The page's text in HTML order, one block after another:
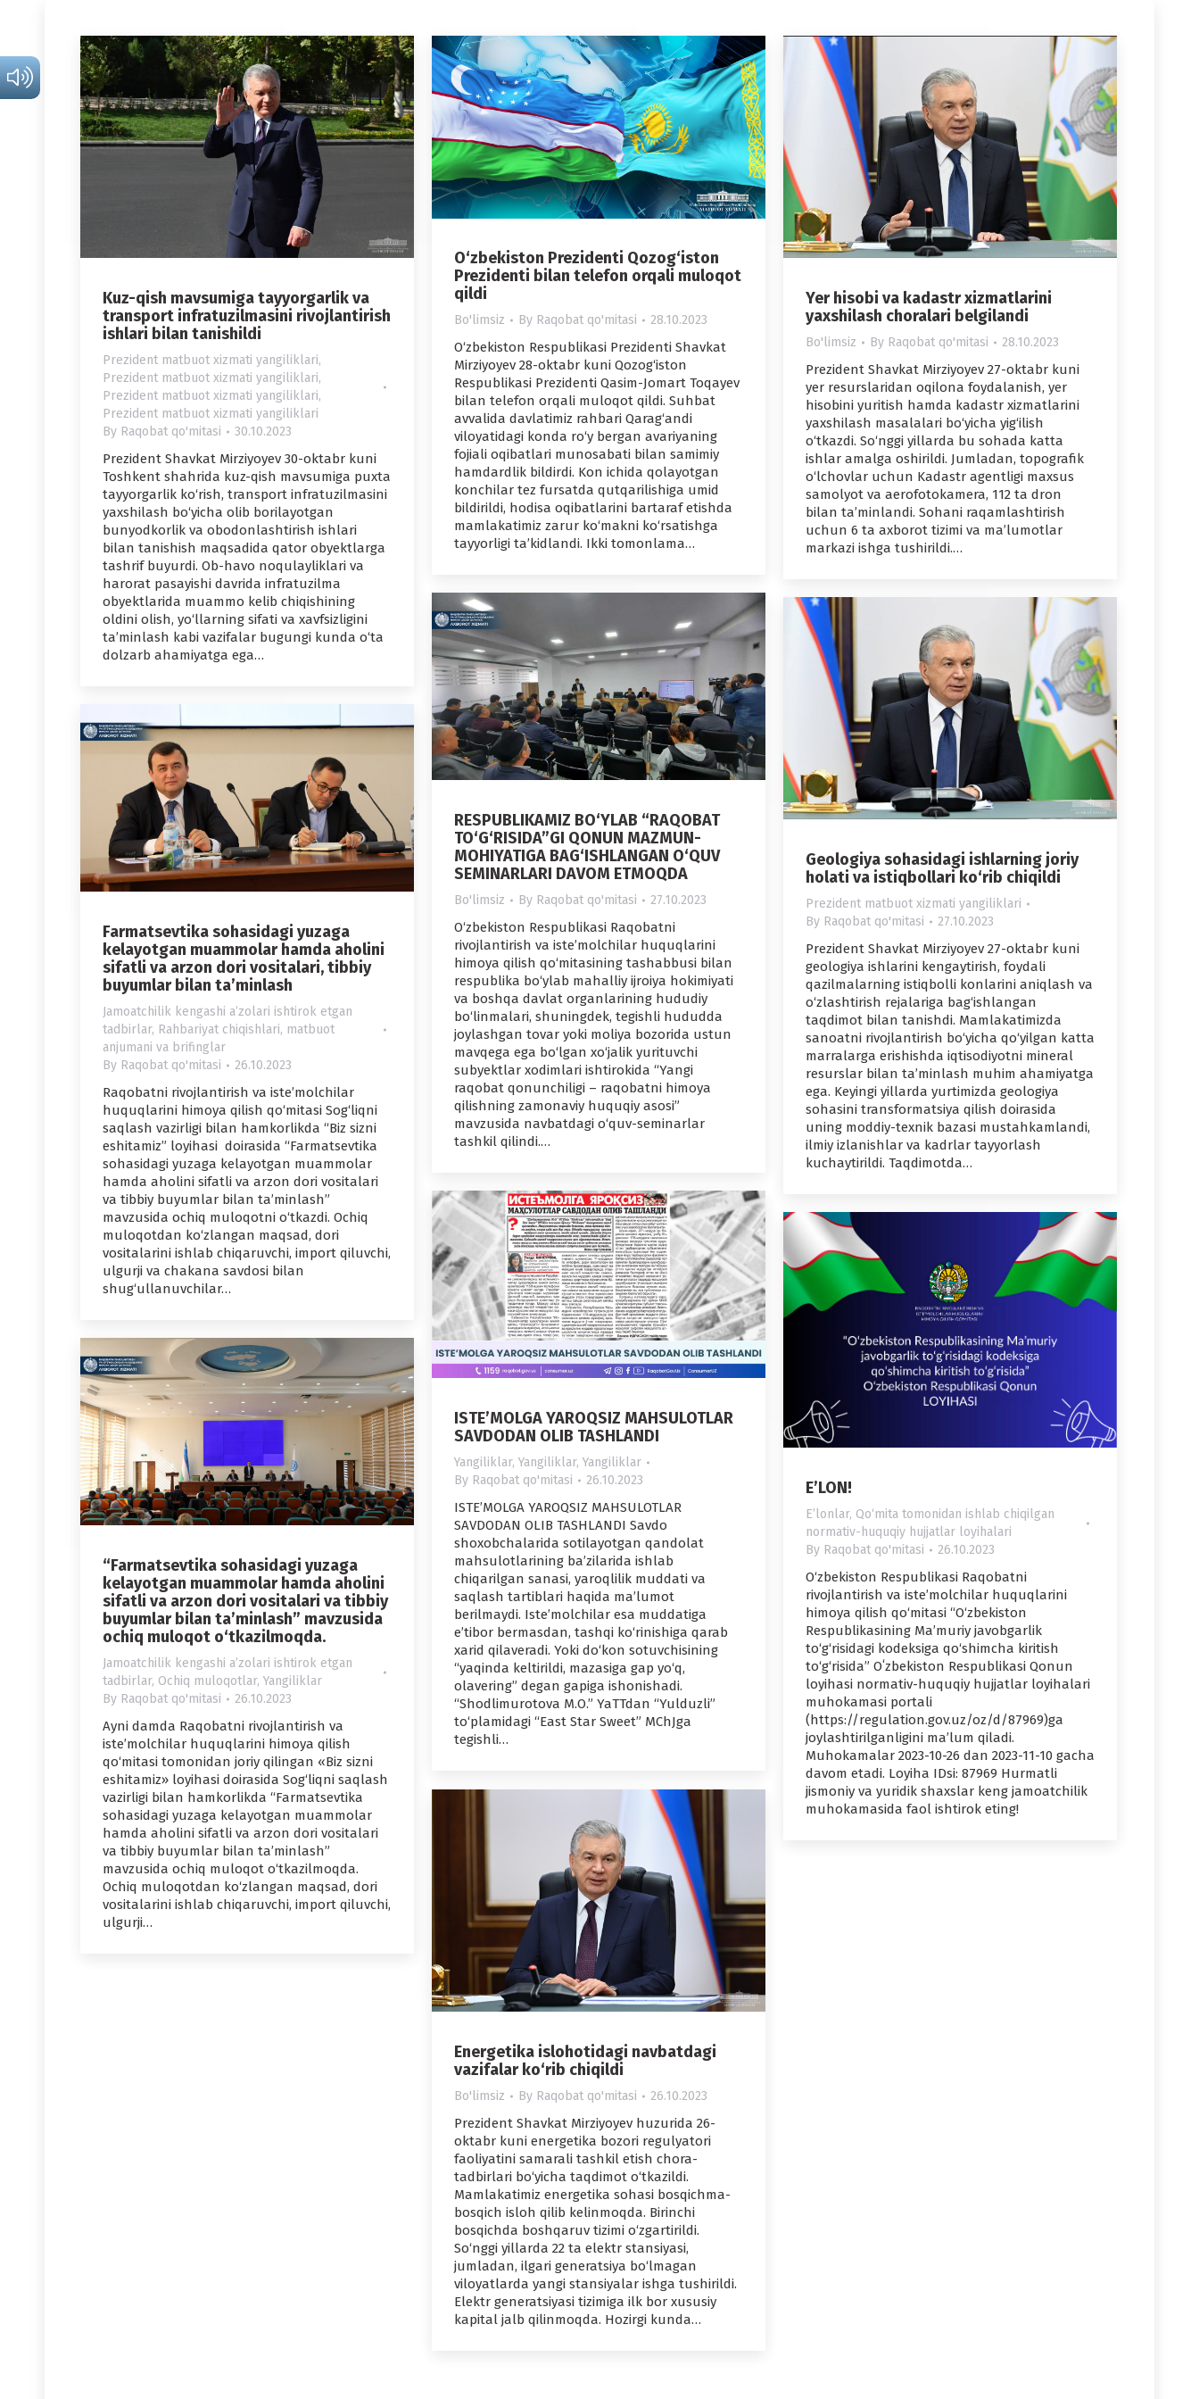
Kuz-qish mavsumiga tayyorgarlik va
transport infratuzilmasini rivojlantirish
ishlari bilan tanishildi
Prezident matbuot xizmati yangiliklari,
Prezident matbuot xizmati yangiliklari,
Prezident matbuot xizmati yangiliklari,
Prezident matbuot xizmati yangiliklari
By Raqobat qo'mitasi 30.10.2023
Prezident Shavkat Mirziyoyev 30-oktabr kuni
Toshkent shahrida kuz-qish mavsumiga puxta
tayyorgarlik ko‘rish, transport infratuzilmasini
yaxshilash bo‘yicha olib borilayotgan
bunyodkorlik va obodonlashtirish ishlari
bilan tanishish maqsadida qator obyektlarga
tashrif buyurdi. Ob-havo noqulayliklari va
harorat pasayishi davrida infratuzilma
obyektlarida muammo kelib chiqishining
oldini olish, yo‘llarning sifati va xavfsizligini
ta’minlash kabi vazifalar bugungi kunda o‘ta
dolzarb ahamiyatga ega…
O‘zbekiston Prezidenti Qozog‘iston
Prezidenti bilan telefon orqali muloqot
qildi
Bo'limsiz By Raqobat qo'mitasi 28.10.2023
O‘zbekiston Respublikasi Prezidenti Shavkat
Mirziyoyev 28-oktabr kuni Qozog‘iston
Respublikasi Prezidenti Qasim-Jomart Toqayev
bilan telefon orqali muloqot qildi. Suhbat
avvalida davlatimiz rahbari Qarag‘andi
viloyatidagi konda ro‘y bergan avariyaning
fojiali oqibatlari munosabati bilan samimiy
hamdardlik bildirdi. Kon ichida qolayotgan
konchilar tez fursatda qutqarilishiga umid
bildirildi, hodisa oqibatlarini bartaraf etishda
mamlakatimiz zarur ko‘makni ko‘rsatishga
tayyorligi ta’kidlandi. Ikki tomonlama…
Yer hisobi va kadastr xizmatlarini
yaxshilash choralari belgilandi
Bo'limsiz By Raqobat qo'mitasi 28.10.2023
Prezident Shavkat Mirziyoyev 27-oktabr kuni
yer resurslaridan oqilona foydalanish, yer
hisobini yuritish hamda kadastr xizmatlarini
yaxshilash masalalari bo‘yicha yig‘ilish
o‘tkazdi. So‘nggi yillarda bu sohada katta
ishlar amalga oshirildi. Jumladan, topografik
o‘lchovlar uchun Kadastr agentligi maxsus
samolyot va aerofotokamera, 112 ta dron
bilan ta’minlandi. Sohani raqamlashtirish
uchun 6 ta axborot tizimi va ma’lumotlar
markazi ishga tushirildi.…
RESPUBLIKAMIZ BO‘YLAB “RAQOBAT
TO‘G‘RISIDA”GI QONUN MAZMUN-
MOHIYATIGA BAG‘ISHLANGAN O‘QUV
SEMINARLARI DAVOM ETMOQDA
Bo'limsiz By Raqobat qo'mitasi 27.10.2023
O‘zbekiston Respublikasi Raqobatni
rivojlantirish va iste’molchilar huquqlarini
himoya qilish qo‘mitasining tashabbusi bilan
respublika bo‘ylab mahalliy ijroiya hokimiyati
va boshqa davlat organlarining hududiy
bo‘linmalari, shuningdek, tegishli hududda
joylashgan tovar yoki moliya bozorida ustun
mavqega ega bo‘lgan xo‘jalik yurituvchi
subyektlar xodimlari ishtirokida “Yangi
raqobat qonunchiligi – raqobatni himoya
qilishning zamonaviy huquqiy asosi”
mavzusida navbatdagi o‘quv-seminarlar
tashkil qilindi.…
Geologiya sohasidagi ishlarning joriy
holati va istiqbollari ko‘rib chiqildi
Prezident matbuot xizmati yangiliklari
By Raqobat qo'mitasi 27.10.2023
Prezident Shavkat Mirziyoyev 27-oktabr kuni
geologiya ishlarini kengaytirish, foydali
qazilmalarning istiqbolli konlarini aniqlash va
o‘zlashtirish rejalariga bag‘ishlangan
taqdimot bilan tanishdi. Mamlakatimizda
sanoatni rivojlantirish bo‘yicha qo‘yilgan katta
marralarga erishishda iqtisodiyotni mineral
resurslar bilan ta’minlash muhim ahamiyatga
ega. Keyingi yillarda yurtimizda geologiya
sohasini transformatsiya qilish doirasida
uning moddiy-texnik bazasi mustahkamlandi,
ilmiy izlanishlar va kadrlar tayyorlash
kuchaytirildi. Taqdimotda…
Farmatsevtika sohasidagi yuzaga
kelayotgan muammolar hamda aholini
sifatli va arzon dori vositalari, tibbiy
buyumlar bilan ta’minlash
Jamoatchilik kengashi aʼzolari ishtirok etgan
tadbirlar, Rahbariyat chiqishlari, matbuot
anjumani va brifinglar
By Raqobat qo'mitasi 26.10.2023
Raqobatni rivojlantirish va iste’molchilar
huquqlarini himoya qilish qo‘mitasi Sog‘liqni
saqlash vazirligi bilan hamkorlikda “Biz sizni
eshitamiz” loyihasi doirasida “Farmatsevtika
sohasidagi yuzaga kelayotgan muammolar
hamda aholini sifatli va arzon dori vositalari
va tibbiy buyumlar bilan ta’minlash”
mavzusida ochiq muloqotni o‘tkazdi. Ochiq
muloqotdan ko‘zlangan maqsad, dori
vositalarini ishlab chiqaruvchi, import qiluvchi,
ulgurji va chakana savdosi bilan
shug‘ullanuvchilar…
ISTE’MOLGA YAROQSIZ MAHSULOTLAR
SAVDODAN OLIB TASHLANDI
Yangiliklar, Yangiliklar, Yangiliklar
By Raqobat qo'mitasi 26.10.2023
ISTE’MOLGA YAROQSIZ MAHSULOTLAR
SAVDODAN OLIB TASHLANDI Savdo
shoxobchalarida sotilayotgan qandolat
mahsulotlarining ba’zilarida ishlab
chiqarilgan sanasi, yaroqlilik muddati va
saqlash tartiblari haqida ma’lumot
berilmaydi. Iste’molchilar esa muddatiga
e’tibor bermasdan, tashqi ko‘rinishiga qarab
xarid qilaveradi. Yoki do‘kon sotuvchisining
“yaqinda keltirildi, mazasiga gap yo‘q,
olavering” degan gapiga ishonishadi.
“Shodlimurotova M.O.” YaTTdan “Yulduzli”
to‘plamidagi “East Star Sweet” MChJga
tegishli…
E’LON!
Eʼlonlar, Qo‘mita tomonidan ishlab chiqilgan
normativ-huquqiy hujjatlar loyihalari
By Raqobat qo'mitasi 26.10.2023
O‘zbekiston Respublikasi Raqobatni
rivojlantirish va iste’molchilar huquqlarini
himoya qilish qo‘mitasi “O‘zbekiston
Respublikasining Ma’muriy javobgarlik
to‘g‘risidagi kodeksiga qo‘shimcha kiritish
to‘g‘risida” Oʻzbekiston Respublikasi Qonun
loyihasi normativ-huquqiy hujjatlar loyihalari
muhokamasi portali
(https://regulation.gov.uz/oz/d/87969)ga
joylashtirilganligini ma’lum qiladi.
Muhokamalar 2023-10-26 dan 2023-11-10 gacha
davom etadi. Loyiha IDsi: 87969 Hurmatli
jismoniy va yuridik shaxslar keng jamoatchilik
muhokamasida faol ishtirok eting!
“Farmatsevtika sohasidagi yuzaga
kelayotgan muammolar hamda aholini
sifatli va arzon dori vositalari va tibbiy
buyumlar bilan ta’minlash” mavzusida
ochiq muloqot o‘tkazilmoqda.
Jamoatchilik kengashi aʼzolari ishtirok etgan
tadbirlar, Ochiq muloqotlar, Yangiliklar
By Raqobat qo'mitasi 26.10.2023
Ayni damda Raqobatni rivojlantirish va
iste’molchilar huquqlarini himoya qilish
qo‘mitasi tomonidan joriy qilingan «Biz sizni
eshitamiz» loyihasi doirasida Sog‘liqni saqlash
vazirligi bilan hamkorlikda “Farmatsevtika
sohasidagi yuzaga kelayotgan muammolar
hamda aholini sifatli va arzon dori vositalari
va tibbiy buyumlar bilan ta’minlash”
mavzusida ochiq muloqot o‘tkazilmoqda.
Ochiq muloqotdan ko‘zlangan maqsad, dori
vositalarini ishlab chiqaruvchi, import qiluvchi,
ulgurji…
Energetika islohotidagi navbatdagi
vazifalar ko‘rib chiqildi
Bo'limsiz By Raqobat qo'mitasi 26.10.2023
Prezident Shavkat Mirziyoyev huzurida 26-
oktabr kuni energetika bozori regulyatori
faoliyatini samarali tashkil etish chora-
tadbirlari bo‘yicha taqdimot o‘tkazildi.
Mamlakatimiz energetika sohasi bosqichma-
bosqich isloh qilib kelinmoqda. Birinchi
bosqichda boshqaruv tizimi o‘zgartirildi.
So‘nggi yillarda 22 ta elektr stansiyasi,
jumladan, ilgari generatsiya bo‘lmagan
viloyatlarda yangi stansiyalar ishga tushirildi.
Elektr generatsiyasi tizimiga ilk bor xususiy
kapital jalb qilinmoqda. Hozirgi kunda…